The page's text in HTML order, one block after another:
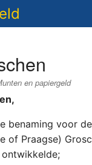
en papiergeld
benaming voor
of Praagse)
ontwikkelde;